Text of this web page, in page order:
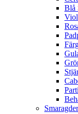
Blå
Smaragder